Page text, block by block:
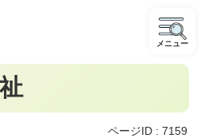
メニュー
ページID : 7159